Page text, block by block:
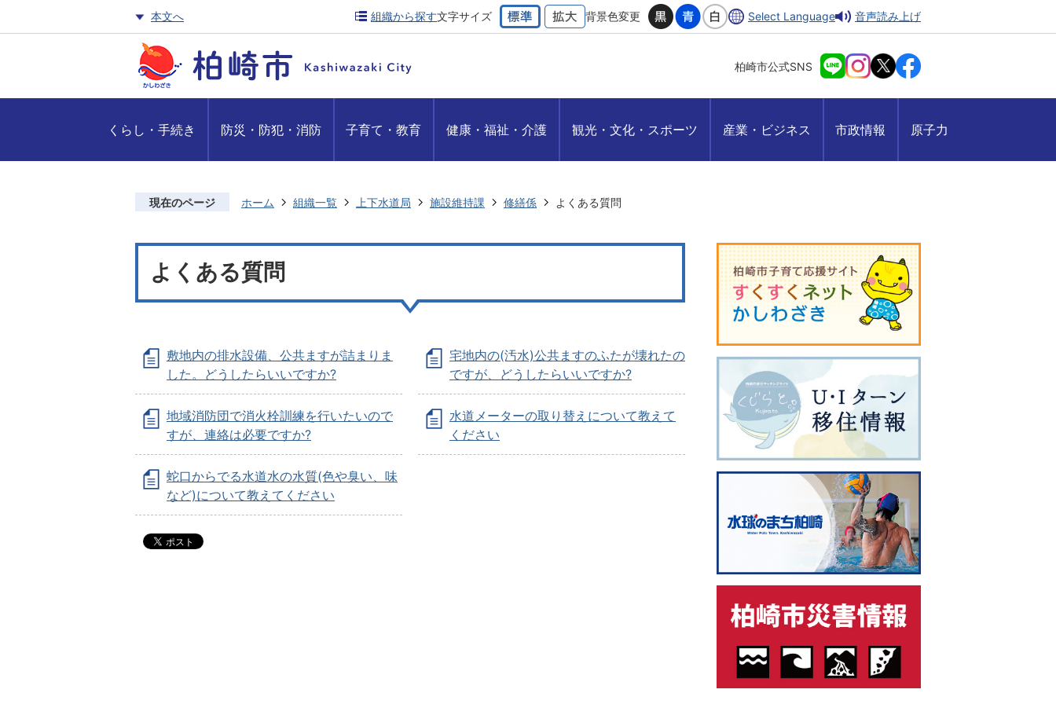
本文へ 組織から探す文字サイズ 背景色変更 Select Language 音声読み上げ
柏崎市公式SNS
くらし・手続き 防災・防犯・消防 子育て・教育 健康・福祉・介護 観光・文化・スポーツ 産業・ビジネス 市政情報 原子力
現在のページ ホーム 組織一覧 上下水道局 施設維持課 修繕係 よくある質問
よくある質問
敷地内の排水設備、公共ますが詰まりま
した。どうしたらいいですか?
宅地内の(汚水)公共ますのふたが壊れたの
ですが、どうしたらいいですか?
地域消防団で消火栓訓練を行いたいので
すが、連絡は必要ですか?
水道メーターの取り替えについて教えて
ください
蛇口からでる水道水の水質(色や臭い、味
など)について教えてください